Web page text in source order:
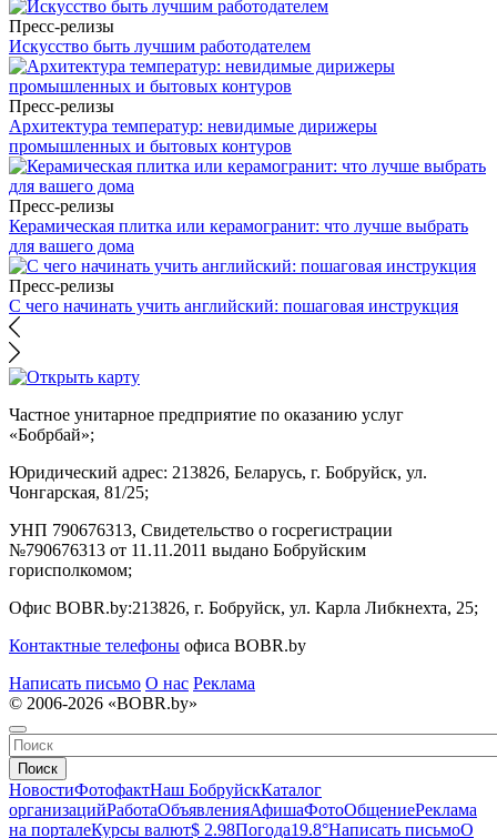
Пресс-релизы
Искусство быть лучшим работодателем
Пресс-релизы
Архитектура температур: невидимые дирижеры
промышленных и бытовых контуров
Пресс-релизы
Керамическая плитка или керамогранит: что лучше выбрать
для вашего дома
Пресс-релизы
С чего начинать учить английский: пошаговая инструкция
Частное унитарное предприятие по оказанию услуг
«Бобрбай»;
Юридический адрес: 213826, Беларусь, г. Бобруйск, ул.
Чонгарская, 81/25;
УНП 790676313, Свидетельство о госрегистрации
№790676313 от 11.11.2011 выдано Бобруйским
горисполкомом;
Офис BOBR.by:213826, г. Бобруйск, ул. Карла Либкнехта, 25;
Контактные телефоны офиса BOBR.by
Написать письмо О нас Реклама
© 2006-2026 «BOBR.by»
Поиск
НовостиФотофактНаш БобруйскКаталог
организацийРаботаОбъявленияАфишаФотоОбщениеРеклама
на порталеКурсы валют$ 2.98Погода19.8°Написать письмоО